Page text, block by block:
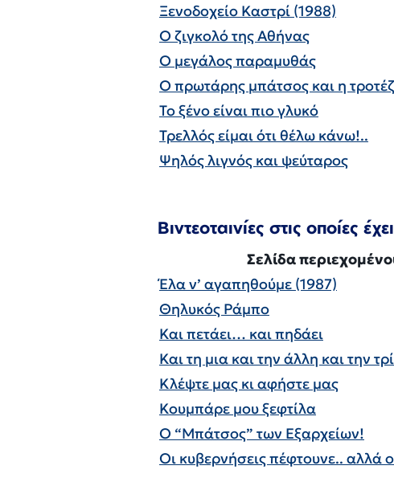
Ξενοδοχείο Καστρί (1988)
Ο ζιγκολό της Αθήνας
Ο μεγάλος παραμυθάς
Ο πρωτάρης μπάτσος και η
Το ξένο είναι πιο γλυκό
Τρελλός είμαι ότι θέλω κάνω!..
Ψηλός λιγνός και ψεύταρος
Βιντεοταινίες στις οποίες
Σελίδα
Έλα ν’ αγαπηθούμε (1987)
Θηλυκός Ράμπο
Και πετάει… και πηδάει
Και τη μια και την άλλη και την
Κλέψτε μας κι αφήστε μας
Κουμπάρε μου ξεφτίλα
Ο “Μπάτσος” των Εξαρχείων!
Οι κυβερνήσεις πέφτουνε.. αλλά